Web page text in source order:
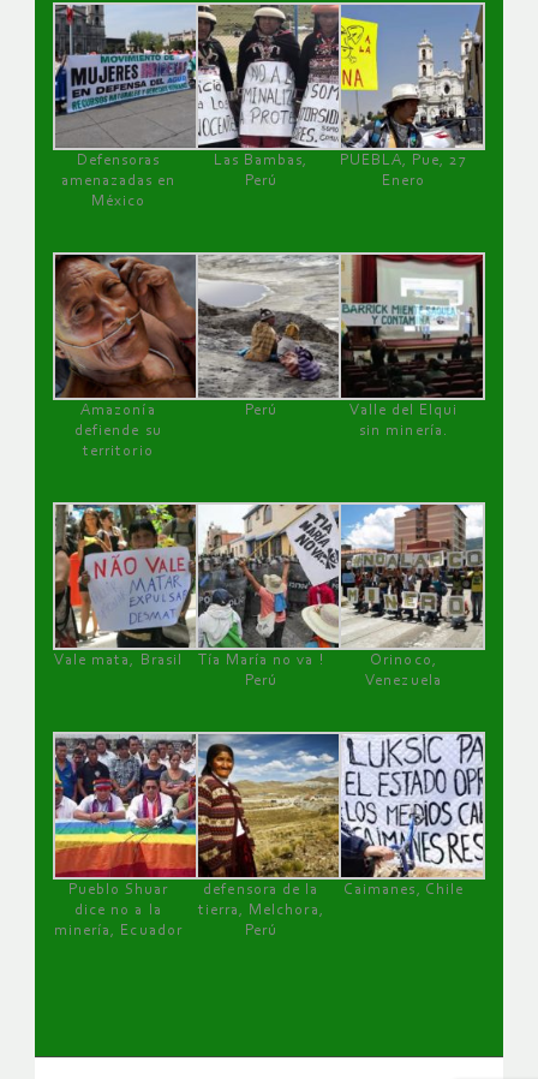
Defensoras
amenazadas en
México
Las Bambas,
Perú
PUEBLA, Pue, 27
Enero
Amazonía
defiende su
territorio
Perú
Valle del Elqui
sin minería.
Vale mata, Brasil
Tía María no va !
Perú
Orinoco,
Venezuela
Pueblo Shuar
dice no a la
minería, Ecuador
defensora de la
tierra, Melchora,
Perú
Caimanes, Chile